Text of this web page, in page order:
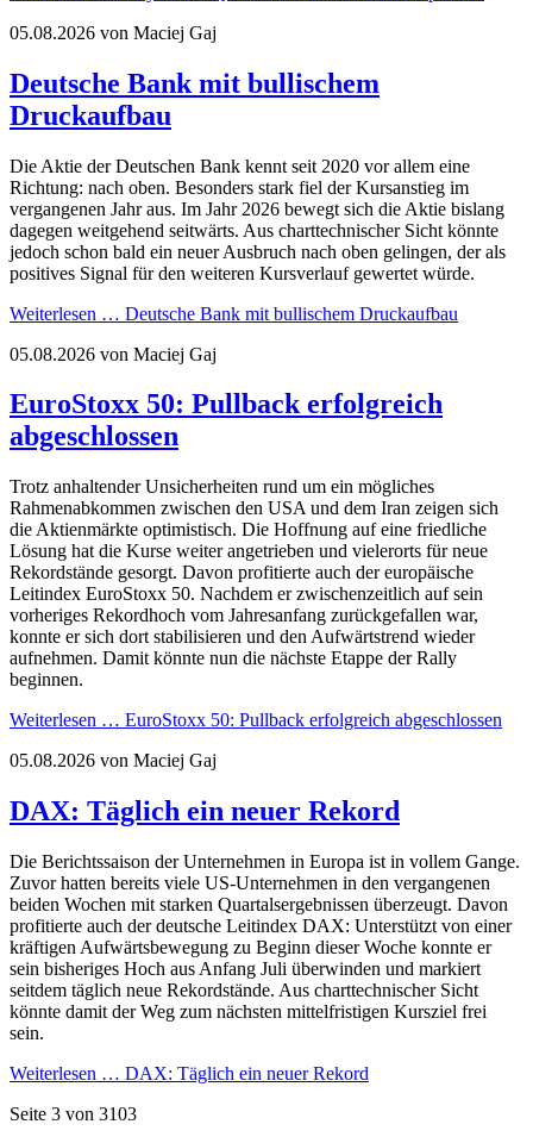
05.08.2026 von Maciej Gaj
Deutsche Bank mit bullischem
Druckaufbau
Die Aktie der Deutschen Bank kennt seit 2020 vor allem eine
Richtung: nach oben. Besonders stark fiel der Kursanstieg im
vergangenen Jahr aus. Im Jahr 2026 bewegt sich die Aktie bislang
dagegen weitgehend seitwärts. Aus charttechnischer Sicht könnte
jedoch schon bald ein neuer Ausbruch nach oben gelingen, der als
positives Signal für den weiteren Kursverlauf gewertet würde.
Weiterlesen … Deutsche Bank mit bullischem Druckaufbau
05.08.2026 von Maciej Gaj
EuroStoxx 50: Pullback erfolgreich
abgeschlossen
Trotz anhaltender Unsicherheiten rund um ein mögliches
Rahmenabkommen zwischen den USA und dem Iran zeigen sich
die Aktienmärkte optimistisch. Die Hoffnung auf eine friedliche
Lösung hat die Kurse weiter angetrieben und vielerorts für neue
Rekordstände gesorgt. Davon profitierte auch der europäische
Leitindex EuroStoxx 50. Nachdem er zwischenzeitlich auf sein
vorheriges Rekordhoch vom Jahresanfang zurückgefallen war,
konnte er sich dort stabilisieren und den Aufwärtstrend wieder
aufnehmen. Damit könnte nun die nächste Etappe der Rally
beginnen.
Weiterlesen … EuroStoxx 50: Pullback erfolgreich abgeschlossen
05.08.2026 von Maciej Gaj
DAX: Täglich ein neuer Rekord
Die Berichtssaison der Unternehmen in Europa ist in vollem Gange.
Zuvor hatten bereits viele US-Unternehmen in den vergangenen
beiden Wochen mit starken Quartalsergebnissen überzeugt. Davon
profitierte auch der deutsche Leitindex DAX: Unterstützt von einer
kräftigen Aufwärtsbewegung zu Beginn dieser Woche konnte er
sein bisheriges Hoch aus Anfang Juli überwinden und markiert
seitdem täglich neue Rekordstände. Aus charttechnischer Sicht
könnte damit der Weg zum nächsten mittelfristigen Kursziel frei
sein.
Weiterlesen … DAX: Täglich ein neuer Rekord
Seite 3 von 3103